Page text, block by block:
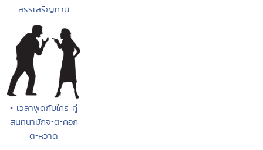
สรรเสริญทาน
• เวลาพูดกับใคร คู่
สนทนามักจะตะคอก
ตะหวาด